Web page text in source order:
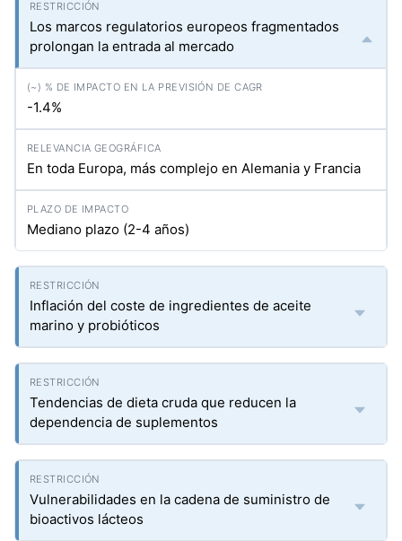
Los marcos regulatorios europeos fragmentados
prolongan la entrada al mercado
-1.4%
En toda Europa, más complejo en Alemania y Francia
Mediano plazo (2-4 años)
Inflación del coste de ingredientes de aceite
marino y probióticos
Tendencias de dieta cruda que reducen la
dependencia de suplementos
Vulnerabilidades en la cadena de suministro de
bioactivos lácteos